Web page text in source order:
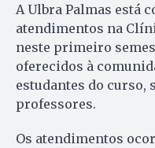
A Ulbra Palmas está
atendimentos na
neste primeiro
oferecidos à
estudantes do curso,
professores.
Os atendimentos